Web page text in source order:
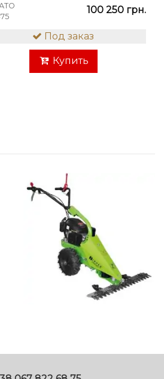
100 250 грн.
Под заказ
Купить